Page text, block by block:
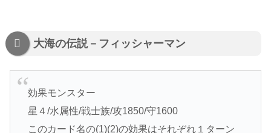
大海の伝説－フィッシャーマン
効果モンスター
星４/水属性/戦士族/攻1850/守1600
このカード名の(1)(2)の効果はそれぞれ１ターン